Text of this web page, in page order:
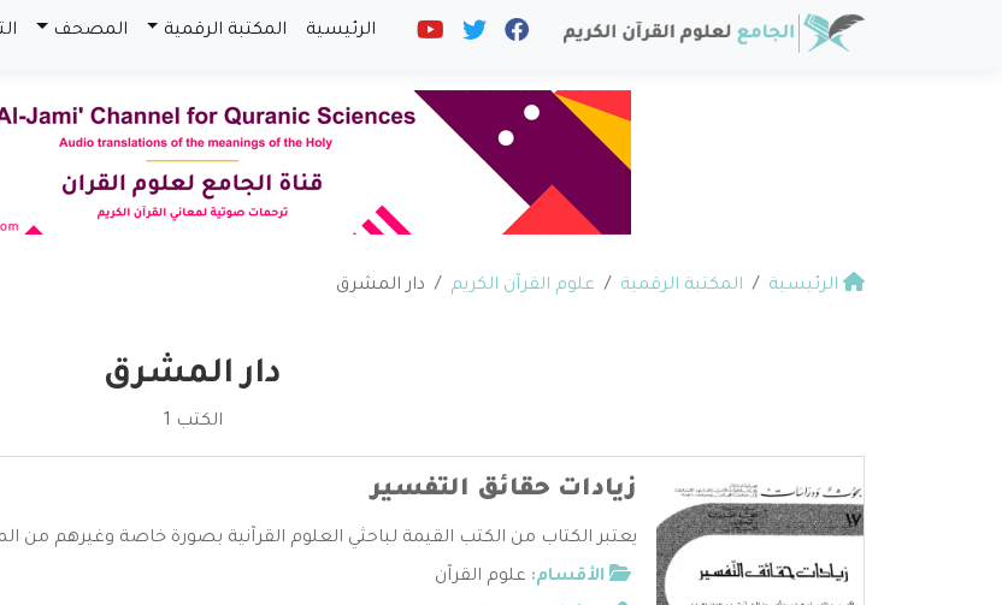
الرئيسية المكتبة الرقمية المصحف
الرئيسية المكتبة الرقمية علوم القرآن الكريم دار المشرق
دار المشرق
الكتب 1
زيادات حقائق التفسير
يعتبر الكتاب من الكتب القيمة لباحثي العلوم القرآنية بصورة خاصة وغيرهم
الأقسام: علوم القرآن